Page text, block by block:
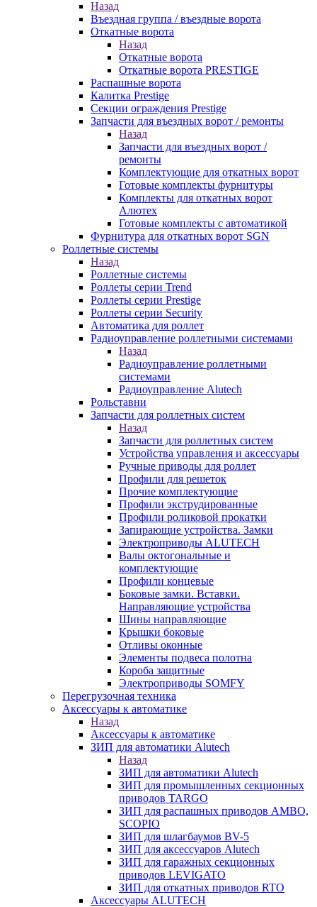
Назад
Въездная группа / въездные ворота
Откатные ворота
Назад
Откатные ворота
Откатные ворота PRESTIGE
Распашные ворота
Калитка Prestige
Секции ограждения Prestige
Запчасти для въездных ворот / ремонты
Назад
Запчасти для въездных ворот /
ремонты
Комплектующие для откатных ворот
Готовые комплекты фурнитуры
Комплекты для откатных ворот
Алютех
Готовые комплекты с автоматикой
Фурнитура для откатных ворот SGN
Роллетные системы
Назад
Роллетные системы
Роллеты серии Trend
Роллеты серии Prestige
Роллеты серии Security
Автоматика для роллет
Радиоуправление роллетными системами
Назад
Радиоуправление роллетными
системами
Радиоуправление Alutech
Рольставни
Запчасти для роллетных систем
Назад
Запчасти для роллетных систем
Устройства управления и аксессуары
Ручные приводы для роллет
Профили для решеток
Прочие комплектующие
Профили экструдированные
Профили роликовой прокатки
Запирающие устройства. Замки
Электроприводы ALUTECH
Валы октогональные и
комплектующие
Профили концевые
Боковые замки. Вставки.
Направляющие устройства
Шины направляющие
Крышки боковые
Отливы оконные
Элементы подвеса полотна
Короба защитные
Электроприводы SOMFY
Перегрузочная техника
Аксессуары к автоматике
Назад
Аксессуары к автоматике
ЗИП для автоматики Alutech
Назад
ЗИП для автоматики Alutech
ЗИП для промышленных секционных
приводов TARGO
ЗИП для распашных приводов AMBO,
SCOPIO
ЗИП для шлагбаумов BV-5
ЗИП для аксессуаров Alutech
ЗИП для гаражных секционных
приводов LEVIGATO
ЗИП для откатных приводов RTO
Аксессуары ALUTECH